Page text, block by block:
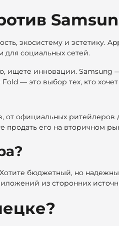
экосистему и эстетику.
для социальных сетей.
ищете инновации. Samsung
— это выбор тех, кто
от официальных
его на вторичном
бюджетный, но
из сторонних